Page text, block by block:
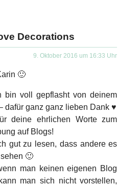
Decorations
9. Oktober 2016 um 16:33 Uhr
🙂
bin voll gepflasht von deinem
dafür ganz ganz lieben Dank ♥
deine ehrlichen Worte zum
auf Blogs!
gut zu lesen, dass andere es
🙂
man keinen eigenen Blog
man sich nicht vorstellen,